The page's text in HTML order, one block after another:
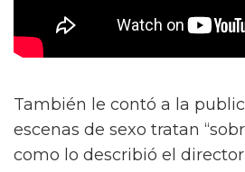
También le contó a la
escenas de sexo tratan
como lo describió el